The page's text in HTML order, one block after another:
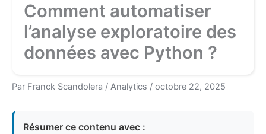
Comment automatiser
l’analyse exploratoire des
données avec Python ?
Par Franck Scandolera / Analytics / octobre 22, 2025
Résumer ce contenu avec :